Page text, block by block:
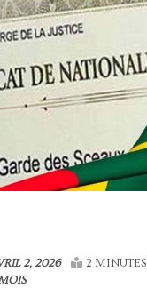
2, 2026
2 MINUTES